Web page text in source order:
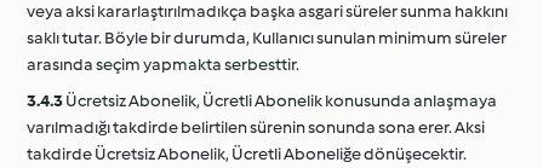
veya aksi kararlaştırılmadıkça başka asgari süreler sunma hakkını
saklı tutar. Böyle bir durumda, Kullanıcı sunulan minimum süreler
arasında seçim yapmakta serbesttir.
3.4.3Ücretsiz Abonelik, Ücretli Abonelik konusunda anlaşmaya
varılmadığı takdirde belirtilen sürenin sonunda sona erer. Aksi
takdirde Ücretsiz Abonelik, Ücretli Aboneliğe dönüşecektir.